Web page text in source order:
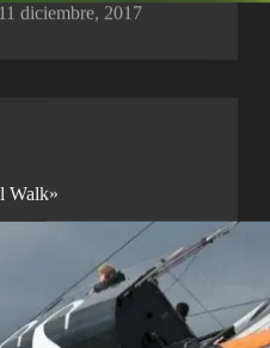
11 diciembre, 2017
Walk»